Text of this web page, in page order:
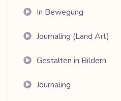
In Bewegung
Journaling (Land Art)
Gestalten in Bildern
Journaling